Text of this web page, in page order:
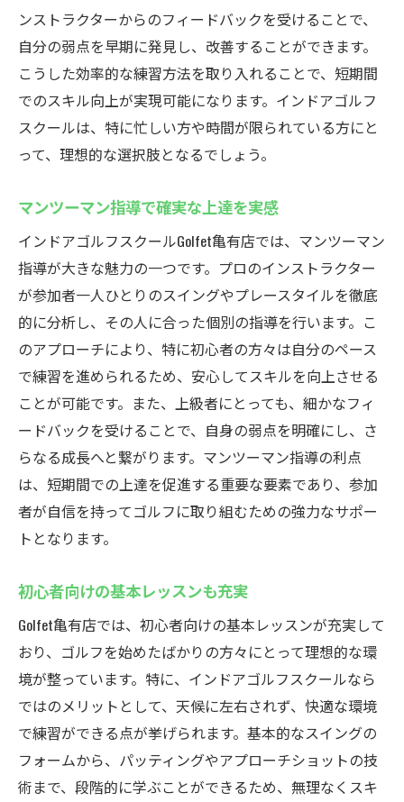
ンストラクターからのフィードバックを受けることで、
自分の弱点を早期に発見し、改善することができます。
こうした効率的な練習方法を取り入れることで、短期間
でのスキル向上が実現可能になります。インドアゴルフ
スクールは、特に忙しい方や時間が限られている方にと
って、理想的な選択肢となるでしょう。
マンツーマン指導で確実な上達を実感
インドアゴルフスクールGolfet亀有店では、マンツーマン
指導が大きな魅力の一つです。プロのインストラクター
が参加者一人ひとりのスイングやプレースタイルを徹底
的に分析し、その人に合った個別の指導を行います。こ
のアプローチにより、特に初心者の方々は自分のペース
で練習を進められるため、安心してスキルを向上させる
ことが可能です。また、上級者にとっても、細かなフィ
ードバックを受けることで、自身の弱点を明確にし、さ
らなる成長へと繋がります。マンツーマン指導の利点
は、短期間での上達を促進する重要な要素であり、参加
者が自信を持ってゴルフに取り組むための強力なサポー
トとなります。
初心者向けの基本レッスンも充実
Golfet亀有店では、初心者向けの基本レッスンが充実して
おり、ゴルフを始めたばかりの方々にとって理想的な環
境が整っています。特に、インドアゴルフスクールなら
ではのメリットとして、天候に左右されず、快適な環境
で練習ができる点が挙げられます。基本的なスイングの
フォームから、パッティングやアプローチショットの技
術まで、段階的に学ぶことができるため、無理なくスキ